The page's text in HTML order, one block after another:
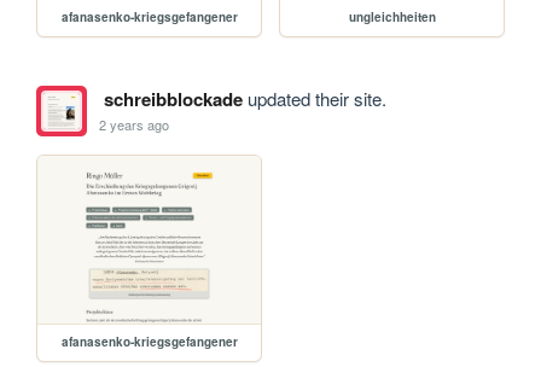
afanasenko-kriegsgefangener ungleichheiten
schreibblockadeupdated their site.
2 years ago
afanasenko-kriegsgefangener